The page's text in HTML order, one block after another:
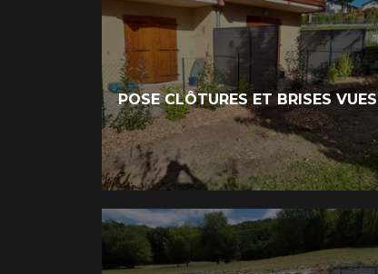
POSE CLÔTURES ET BRISES VUES